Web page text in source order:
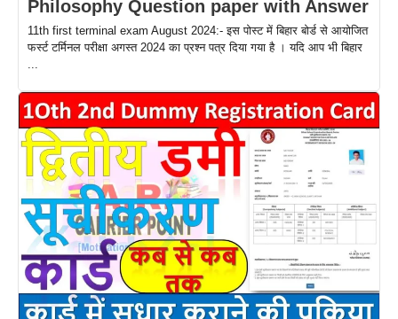
Philosophy Question paper with Answer
11th first terminal exam August 2024:- इस पोस्ट में बिहार बोर्ड से आयोजित
फर्स्ट टर्मिनल परीक्षा अगस्त 2024 का प्रश्न पत्र दिया गया है । यदि आप भी बिहार